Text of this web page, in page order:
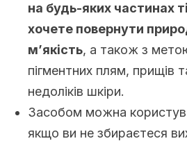
на будь-яких частинах
хочете повернути
м’якість, а також з
пігментних плям, прищів
недоліків шкіри.
Засобом можна
якщо ви не збираєтеся